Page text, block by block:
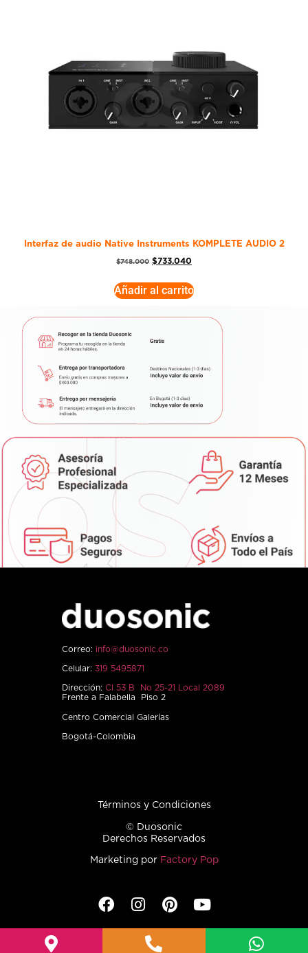
Interfaz de audio Native Instruments KOMPLETE AUDIO 2
$748.000 $733.040
Añadir al carrito
Correo: info@duosonic.co
Celular: 319 5495871
Dirección: Cl 53 B No 25-21 Local 2089
Frente a Falabella Piso 2
Centro Comercial Galerías
Bogotá-Colombia
Términos y Condiciones
© Duosonic
Derechos Reservados
Marketing por Factory Pop